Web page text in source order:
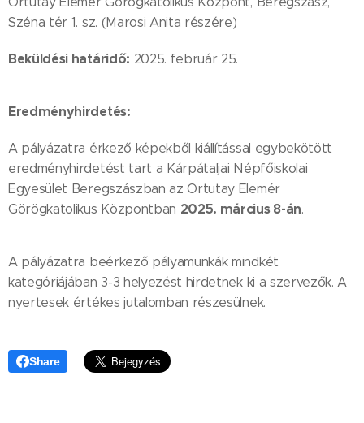
Széna tér 1. sz. (Marosi Anita részére)
Beküldési határidő: 2025. február 25.
Eredményhirdetés:
A pályázatra érkező képekből kiállítással egybekötött
eredményhirdetést tart a Kárpátaljai Népfőiskolai
Egyesület Beregszászban az Ortutay Elemér
Görögkatolikus Központban 2025. március 8-án.
A pályázatra beérkező pályamunkák mindkét
kategóriájában 3-3 helyezést hirdetnek ki a szervezők. A
nyertesek értékes jutalomban részesülnek.
Share